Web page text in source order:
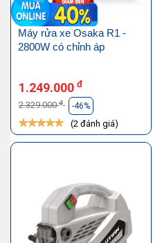
Máy rửa xe Osaka R1 -
2800W có chỉnh áp
1.249.000 đ
2.329.000đ -46%
(2 đánh giá)